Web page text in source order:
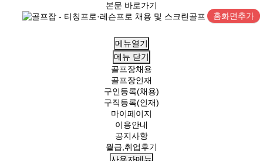
본문 바로가기
홈화면추가
메뉴열기
메뉴 닫기
골프장채용
골프장인재
구인등록(채용)
구직등록(인재)
마이페이지
이용안내
공지사항
월급,취업후기